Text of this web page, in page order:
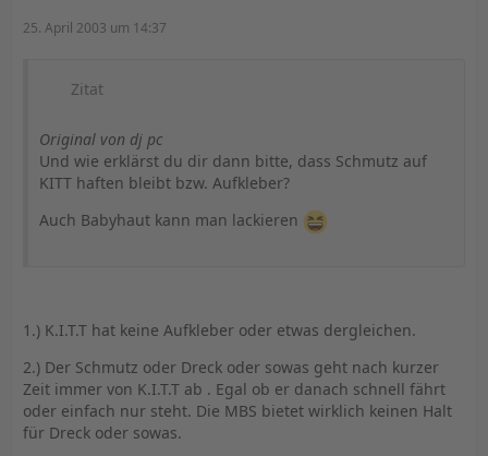
25. April 2003 um 14:37
Zitat
Original von dj pc
Und wie erklärst du dir dann bitte, dass Schmutz auf
KITT haften bleibt bzw. Aufkleber?
Auch Babyhaut kann man lackieren
1.) K.I.T.T hat keine Aufkleber oder etwas dergleichen.
2.) Der Schmutz oder Dreck oder sowas geht nach kurzer
Zeit immer von K.I.T.T ab . Egal ob er danach schnell fährt
oder einfach nur steht. Die MBS bietet wirklich keinen Halt
für Dreck oder sowas.